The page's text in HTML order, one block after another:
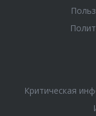
Критическая